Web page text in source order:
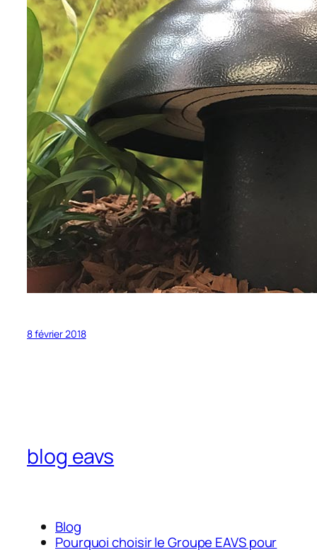
8 février 2018
blog eavs
Blog
Pourquoi choisir le Groupe EAVS pour